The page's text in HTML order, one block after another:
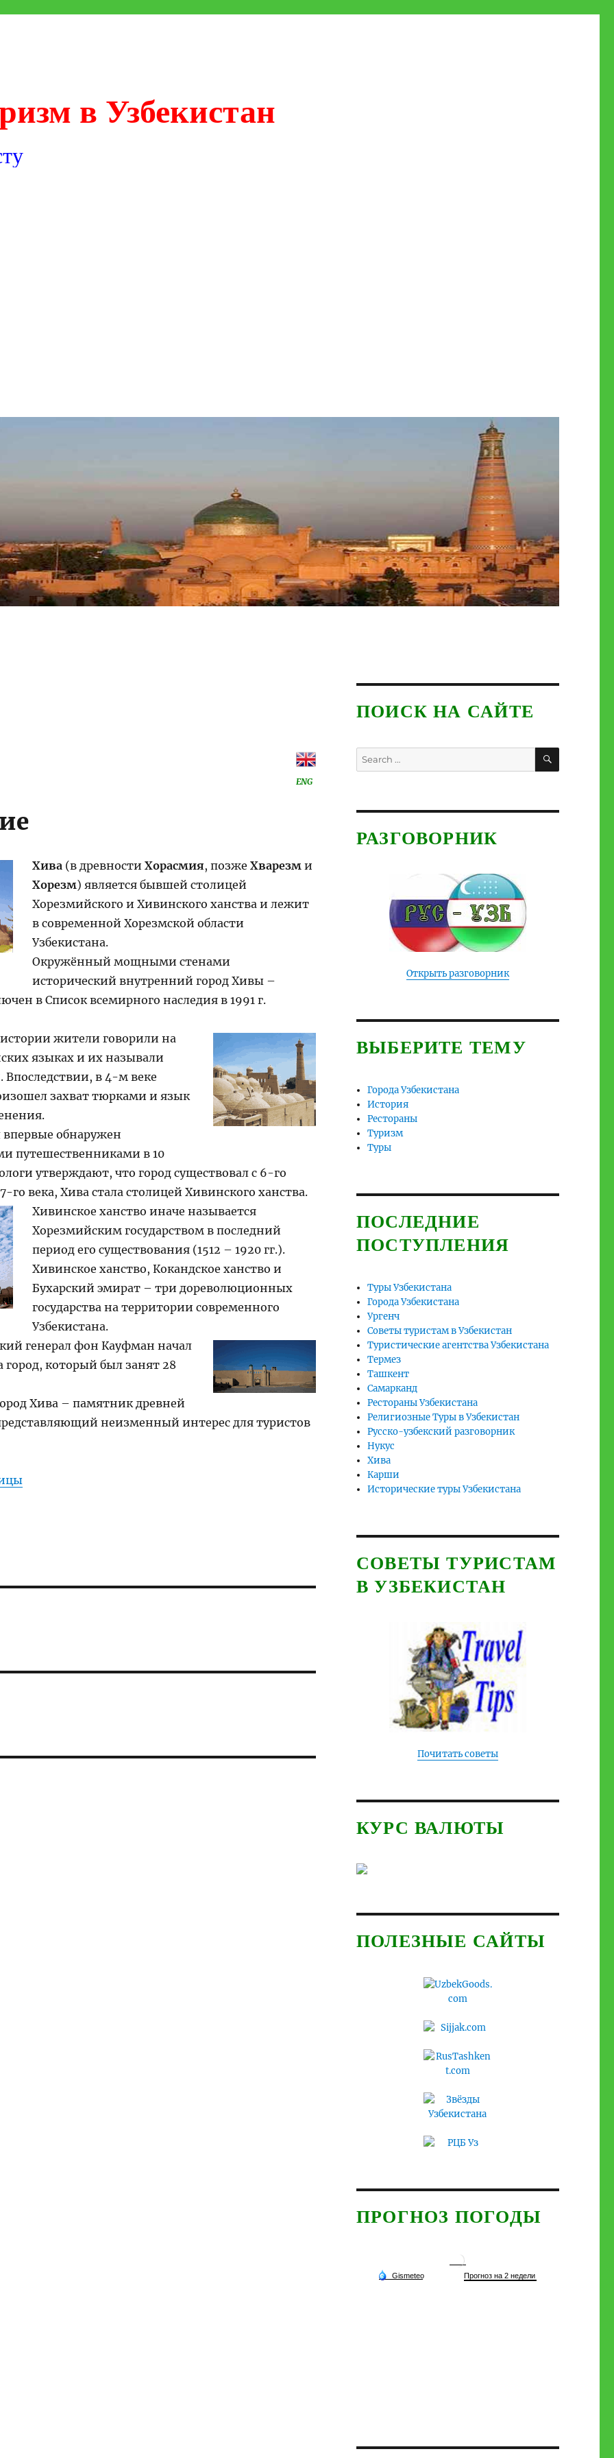
в Узбекистан
ENG
Хива(в древности Хорасмия, позже Хварезми
Хорезм) является бывшей столицей
Хорезмийского и Хивинского ханства и лежит
в современной Хорезмской области
Узбекистана.
Окружённый мощными стенами
исторический внутренний город Хивы –
в Список всемирного наследия в 1991 г.
истории жители говорили на
языках и их называли
в 4-м веке
захват тюрками и язык
впервые обнаружен
путешественниками в 10
утверждают, что город существовал с 6-го
го века, Хива стала столицей Хивинского ханства.
Хивинское ханство иначе называется
Хорезмийским государством в последний
период его существования (1512 – 1920 гг.).
Хивинское ханство, Кокандское ханство и
Бухарский эмират – три дореволюционных
государства на территории современного
Узбекистана.
генерал фон Кауфман начал
город, который был занят 28
Хива – памятник древней
неизменный интерес для туристов
ПОИСК НА САЙТЕ
Search
for:
SEARCH
РАЗГОВОРНИК
Открыть разговорник
ВЫБЕРИТЕ ТЕМУ
Города Узбекистана
История
Рестораны
Туризм
Туры
ПОСЛЕДНИЕ
ПОСТУПЛЕНИЯ
Туры Узбекистана
Города Узбекистана
Ургенч
Советы туристам в Узбекистан
Туристические агентства Узбекистана
Термез
Ташкент
Самарканд
Рестораны Узбекистана
Религиозные Туры в Узбекистан
Русско-узбекский разговорник
Нукус
Хива
Карши
Исторические туры Узбекистана
СОВЕТЫ ТУРИСТАМ
В УЗБЕКИСТАН
Почитать советы
КУРС ВАЛЮТЫ
ПОЛЕЗНЫЕ САЙТЫ
ПРОГНОЗ ПОГОДЫ